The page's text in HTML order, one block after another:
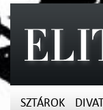
SZTÁROK